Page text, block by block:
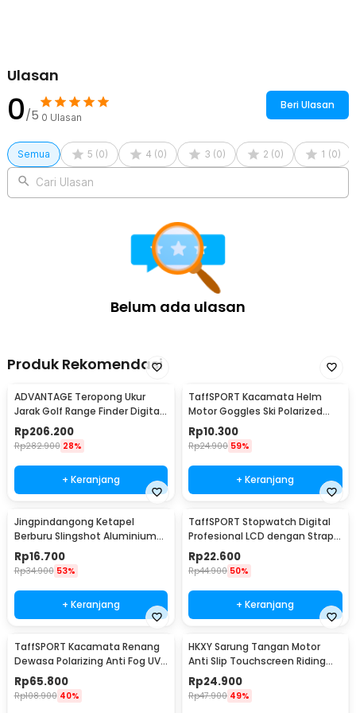
Ulasan
0/5 0 Ulasan
Beri Ulasan
Semua 5 (0) 4 (0) 3 (0) 2 (0) 1 (0)
Cari Ulasan
Belum ada ulasan
Produk Rekomendasi
ADVANTAGE Teropong Ukur
Jarak Golf Range Finder Digital
7x18 - AD-964
Rp206.200
Rp282.900 28%
+ Keranjang
TaffSPORT Kacamata Helm
Motor Goggles Ski Polarized
UV400 Windproof - X400
Rp10.300
Rp24.900 59%
+ Keranjang
Jingpindangong Ketapel
Berburu Slingshot Aluminium
Alloy - OD-014
Rp16.700
Rp34.900 53%
+ Keranjang
TaffSPORT Stopwatch Digital
Profesional LCD dengan Strap -
ZSD-808
Rp22.600
Rp44.900 50%
+ Keranjang
TaffSPORT Kacamata Renang
Dewasa Polarizing Anti Fog UV
Protection - GOG-3610
Rp65.800
Rp108.900 40%
HKXY Sarung Tangan Motor
Anti Slip Touchscreen Riding
Glove 1 Pair M
Rp24.900
Rp47.900 49%